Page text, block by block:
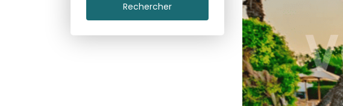
Rechercher